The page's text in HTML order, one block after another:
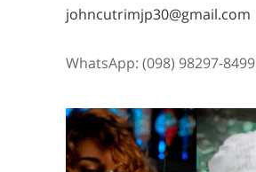
johncutrimjp30@gmail.com
WhatsApp: (098) 98297-8499